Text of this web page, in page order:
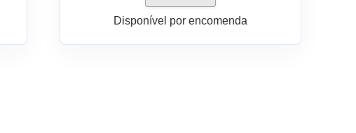
Disponível por encomenda